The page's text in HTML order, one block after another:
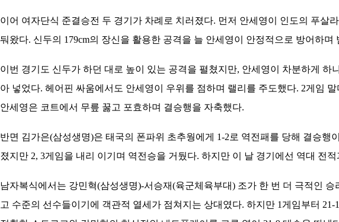
이어 여자단식 준결승전 두 경기가 차례로 치러졌다. 먼저 안세영이 인도의 푸살
둬왔다. 신두의 179cm의 장신을 활용한 공격을 늘 안세영이 안정적으로 방어하
이번 경기도 신두가 하던 대로 높이 있는 공격을 펼쳤지만, 안세영이 차분하게
아 넣었다. 헤어핀 싸움에서도 안세영이 우위를 점하며 랠리를 주도했다. 2게임
안세영은 코트에서 무릎 꿇고 포효하며 결승행을 자축했다.
반면 김가은(삼성생명)은 태국의 폰파위 초추웡에게 1-2로 역전패를 당해 결승행
졌지만 2, 3게임을 내리 이기며 역전승을 거뒀다. 하지만 이 날 경기에선 역대 전
남자복식에서는 강민혁(삼성생명)-서승재(육군체육부대) 조가 한 번 더 극적인
고 수준의 선수들이기에 객관적 열세가 점쳐지는 상대였다. 하지만 1게임부터